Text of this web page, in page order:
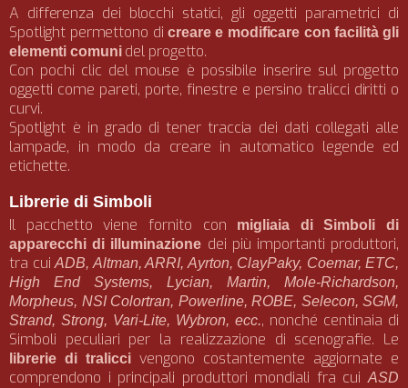
A differenza dei blocchi statici, gli oggetti parametrici di
Spotlight permettono dicreare e modificare con facilità gli
elementi comunidel progetto.
Con pochi clic del mouse è possibile inserire sul progetto
oggetti come pareti, porte, finestre e persino tralicci diritti o
curvi.
Spotlight è in grado di tener traccia dei dati collegati alle
lampade, in modo da creare in automatico legende ed
etichette.
Librerie di Simboli
Il pacchetto viene fornito con
migliaia di Simboli di
apparecchi di illuminazione dei più importanti produttori,
tra cuiADB, Altman, ARRI, Ayrton, ClayPaky, Coemar, ETC,
High End Systems, Lycian, Martin, Mole-Richardson,
Morpheus, NSI Colortran, Powerline, ROBE, Selecon, SGM,
Strand, Strong, Vari-Lite, Wybron, ecc., nonché centinaia di
Simboli peculiari per la realizzazione di scenografie. Le
librerie di tralicci vengono costantemente aggiornate e
comprendono i principali produttori mondiali fra cuiASD